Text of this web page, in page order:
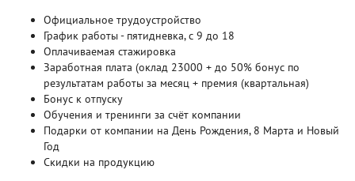
Официальное трудоустройство
График работы - пятидневка, с 9 до 18
Оплачиваемая стажировка
Заработная плата (оклад 23000 + до 50% бонус по
результатам работы за месяц + премия (квартальная)
Бонус к отпуску
Обучения и тренинги за счёт компании
Подарки от компании на День Рождения, 8 Марта и Новый
Год
Скидки на продукцию